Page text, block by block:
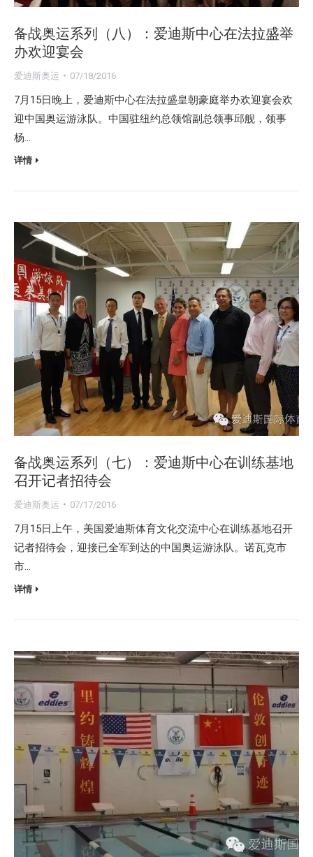
备战奥运系列（八）：爱迪斯中心在法拉盛举
办欢迎宴会
爱迪斯奥运 07/18/2016
7月15日晚上，爱迪斯中心在法拉盛皇朝豪庭举办欢迎宴会欢
迎中国奥运游泳队。中国驻纽约总领馆副总领事邱舰，领事
杨…
详情
备战奥运系列（七）：爱迪斯中心在训练基地
召开记者招待会
爱迪斯奥运 07/17/2016
7月15日上午，美国爱迪斯体育文化交流中心在训练基地召开
记者招待会，迎接已全军到达的中国奥运游泳队。诺瓦克市
市…
详情